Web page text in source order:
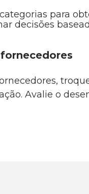
para
decisões
Avalie o